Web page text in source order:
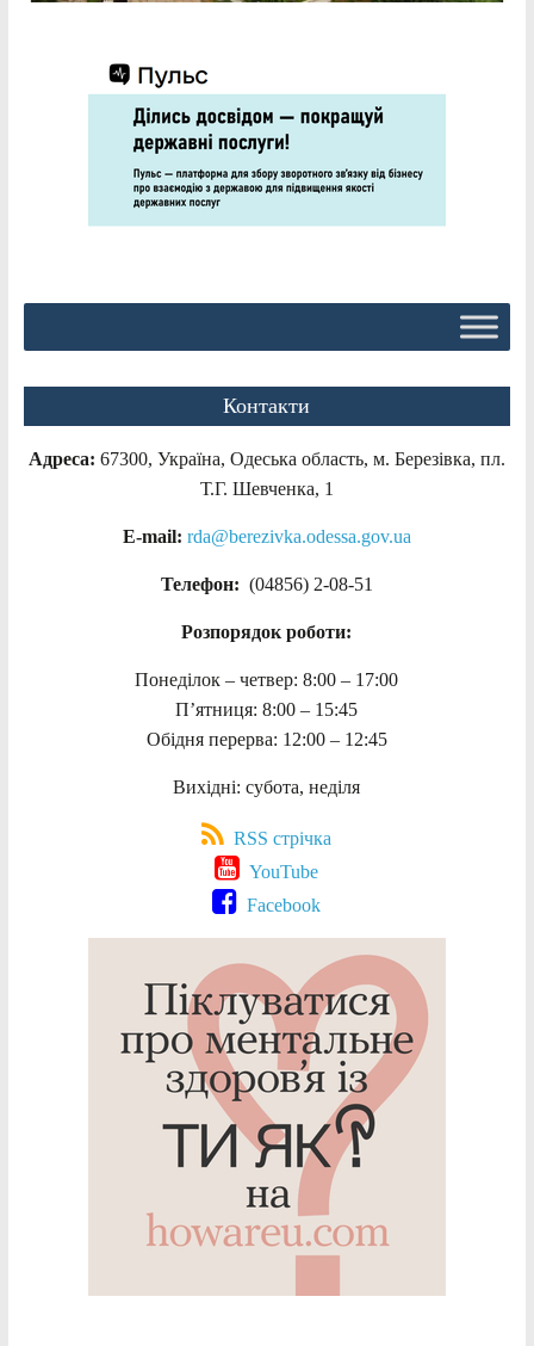
Контакти
Адреса: 67300, Україна, Одеська область, м. Березівка, пл.
Т.Г. Шевченка, 1
E-mail: rda@berezivka.odessa.gov.ua
Телефон: (04856) 2-08-51
Розпорядок роботи:
Понеділок – четвер: 8:00 – 17:00
П’ятниця: 8:00 – 15:45
Обідня перерва: 12:00 – 12:45
Вихідні: субота, неділя
RSS стрічка
YouTube
Facebook